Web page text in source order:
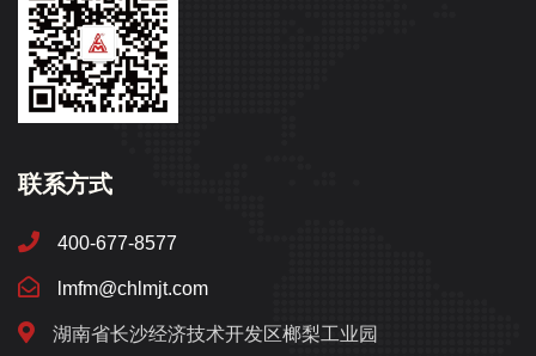
联系方式
400-677-8577
lmfm@chlmjt.com
湖南省长沙经济技术开发区榔梨工业园